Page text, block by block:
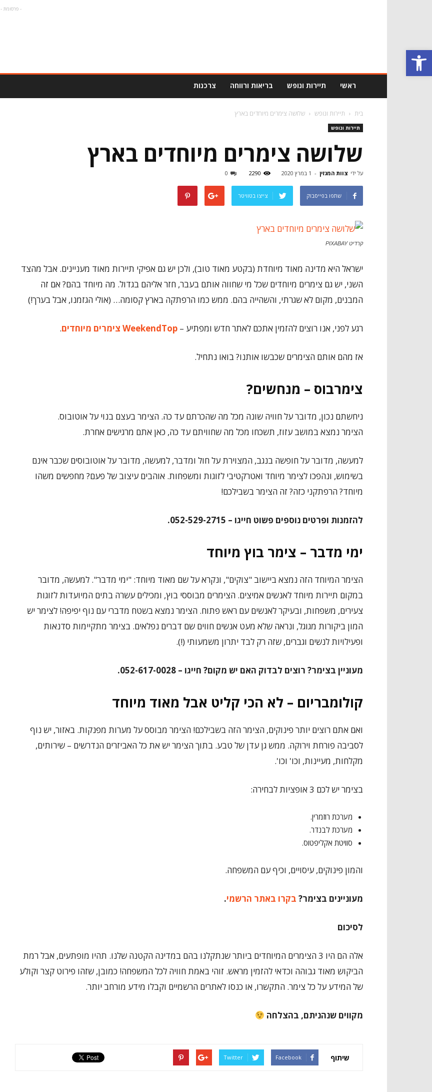
פתח סרגל נגישות
קהילה
דתית
- פרסומת -
ראשי תיירות ונופש בריאות ורווחה צרכנות
בית תיירות ונופש שלושה צימרים מיוחדים בארץ
תיירות ונופש
שלושה צימרים מיוחדים בארץ
על ידי צוות המגזין - 1 במרץ 2020 2290
0
שתפו בפייסבוק צייצו בטוויטר
קרדיט PIXABAY
ישראל היא מדינה מאוד מיוחדת (בקטע מאוד טוב), ולכן יש גם אפיקי תיירות מאוד מעניינים. אבל מהצד
השני, יש גם צימרים מיוחדים שכל מי שחווה אותם בעבר, חזר אליהם בגדול. מה מיוחד בהם? אם זה
המבנים, מקום לא שגרתי, והשהייה בהם. ממש כמו הרפתקה בארץ קסומה… (אולי הגזמנו, אבל בערך!)
רגע לפני, אנו רוצים להזמין אתכם לאתר חדש ומפתיע – WeekendTop צימרים מיוחדים.
אז מהם אותם הצימרים שכבשו אותנו? בואו נתחיל.
צימרבוס – מנחשים?
ניחשתם נכון, מדובר על חוויה שונה מכל מה שהכרתם עד כה. הצימר בעצם בנוי על אוטובוס.
הצימר נמצא במושב עזוז, תשכחו מכל מה שחוויתם עד כה, כאן אתם מרגישים אחרת.
למעשה, מדובר על חופשה בנגב, המצוירת על חול ומדבר, למעשה, מדובר על אוטובוסים שכבר אינם
בשימוש, ונהפכו לצימר מיוחד ואטרקטיבי לזוגות ומשפחות. אוהבים עיצוב של פעם? מחפשים משהו
מיוחד? הרפתקני כזה? זה הצימר בשבילכם!
להזמנות ופרטים נוספים פשוט חייגו – 052-529-2715.
ימי מדבר – צימר בוץ מיוחד
הצימר המיוחד הזה נמצא ביישוב "צוקים", ונקרא על שם מאוד מיוחד: "ימי מדבר". למעשה, מדובר
במקום תיירות מיוחד לאנשים אמיצים. הצימרים מבוססי בוץ, ומכילים עשרה בתים המיועדות לזוגות
צעירים, משפחות, ובעיקר לאנשים עם ראש פתוח. הצימר נמצא בשטח מדברי עם נוף יפיפה! לצימר יש
המון ביקורות מגוגל, ונראה שלא מעט אנשים חווים שם דברים נפלאים. בצימר מתקיימות סדנאות
ופעילויות לנשים וגברים, שזה רק לבד יתרון משמעותי (!).
מעוניין בצימר? רוצים לבדוק האם יש מקום? חייגו – 052-617-0028.
קולומבריום – לא הכי קליט אבל מאוד מיוחד
ואם אתם רוצים יותר פינוקים, הצימר הזה בשבילכם! הצימר מבוסס על מערות מפנקות. באזור, יש נוף
לסביבה פורחת וירוקה. ממש גן עדן של טבע. בתוך הצימר יש את כל האביזרים הנדרשים – שירותים,
מקלחות, מעיינות, וכו' וכו'.
בצימר יש לכם 3 אופציות לבחירה:
מערכת רוזמרין.
מערכת לבנדר.
סוויטת אקליפטוס.
והמון פינוקים, עיסויים, וכיף עם המשפחה.
מעוניינים בצימר? בקרו באתר הרשמי.
לסיכום
אלה הם היו 3 הצימרים המיוחדים ביותר שנתקלנו בהם במדינה הקטנה שלנו. תהיו מופתעים, אבל רמת
הביקוש מאוד גבוהה וכדאי להזמין מראש. זוהי באמת חוויה לכל המשפחה! כמובן, שזהו פירוט קצר וקולע
של המידע על כל צימר. התקשרו, או כנסו לאתרים הרשמיים וקבלו מידע מורחב יותר.
מקווים שנהניתם, בהצלחה
שיתוף Facebook
Twitter